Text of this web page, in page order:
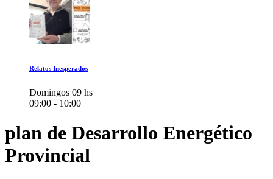
Relatos Inesperados
Domingos 09 hs
09:00 - 10:00
plan de Desarrollo Energético
Provincial